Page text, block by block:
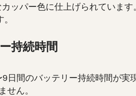
ッパー色に仕上げられています
持続時間
日間のバッテリー持続時間が実
せん。